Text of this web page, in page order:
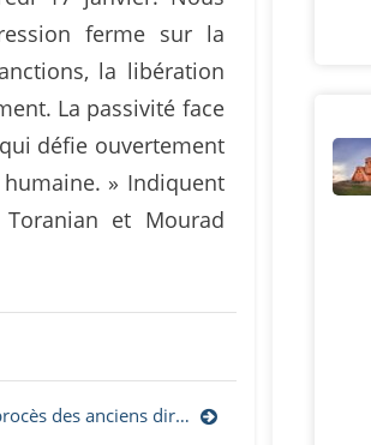
ferme sur la
la libération
La passivité face
défie ouvertement
» Indiquent
Toranian et Mourad
Le Figaro : Azerbaïdjan : le procès des anciens dirigeants d’Artsakh accusés de «terrorisme», de «séparatisme» et de «crimes de guerre» s’ouvre ce vendredi